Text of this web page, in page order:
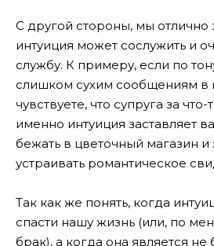
С другой стороны, мы отлично
интуиция может сослужить и
службу. К примеру, если по
слишком сухим сообщениям
чувствуете, что супруга за
именно интуиция заставляет
бежать в цветочный магазин
устраивать романтическое
Так как же понять, когда
спасти нашу жизнь (или, по
брак), а когда она является не